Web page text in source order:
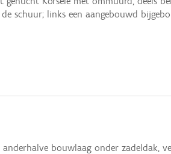
schuur; links een aangebouwd
bouwlaag onder zadeldak,